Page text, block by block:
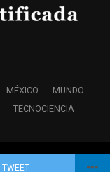
TWEET
MÉXICO
MUNDO
TECNOCIENCIA
Certificada